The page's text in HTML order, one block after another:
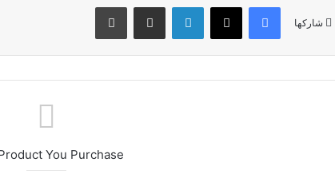
شاركها
فيسبوك لينكدإن
You Purchase